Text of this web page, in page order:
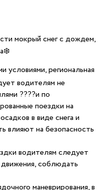
мокрый снег с дождем,
региональная
водителям не
????и по
поездки на
в виде снега и
влияют на безопасность
водителям следует
соблюдать
маневрирования, в